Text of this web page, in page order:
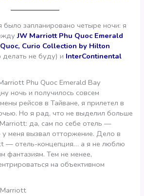
было запланировано четыре ночи: я
JW Marriott Phu Quoc Emerald
Curio Collection by Hilton
не буду) и InterContinental
Phu Quoc Emerald Bay
ночь и получилось совсем
рейсов в Тайване, я прилетел в
Но я рад, что не выделил больше
да, сам по себе отель —
меня вызвал отторжение. Дело в
— отель-концепция… а я не люблю
фантазиям. Тем не менее,
на объективном